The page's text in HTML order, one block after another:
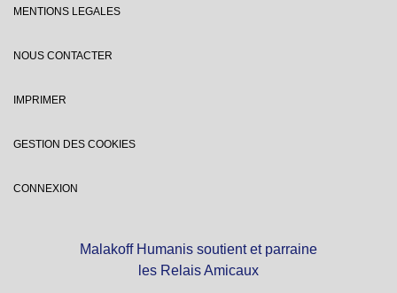
MENTIONS LEGALES
NOUS CONTACTER
IMPRIMER
GESTION DES COOKIES
CONNEXION
Malakoff Humanis soutient et parraine
les Relais Amicaux